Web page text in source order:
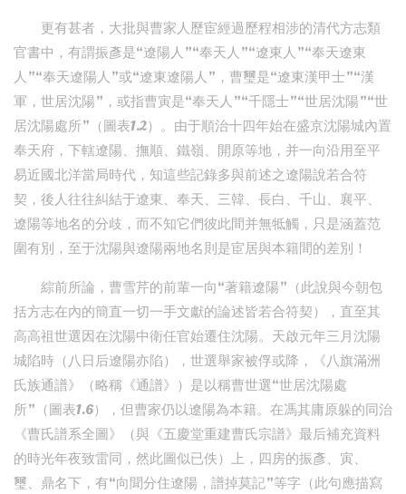
更有甚者，大批與曹家人歷宦經過歷程相涉的清代方志類
官書中，有謂振彥是“遼陽人”“奉天人”“遼東人”“奉天遼東
人”“奉天遼陽人”或“遼東遼陽人”，曹璽是“遼東漢甲士”“漢
軍，世居沈陽”，或指曹寅是“奉天人”“千隱士”“世居沈陽”“世
居沈陽處所”（圖表1.2）。由于順治十四年始在盛京沈陽城內置
奉天府，下轄遼陽、撫順、鐵嶺、開原等地，并一向沿用至平
易近國北洋當局時代，知這些記錄多與前述之遼陽說若合符
契，後人往往糾結于遼東、奉天、三韓、長白、千山、襄平、
遼陽等地名的分歧，而不知它們彼此間并無牴觸，只是涵蓋范
圍有別，至于沈陽與遼陽兩地名則是宦居與本籍間的差別！
綜前所論，曹雪芹的前輩一向“著籍遼陽”（此說與今朝包
括方志在內的簡直一切一手文獻的論述皆若合符契），直至其
高高祖世選因在沈陽中衛任官始遷住沈陽。天啟元年三月沈陽
城陷時（八日后遼陽亦陷），世選舉家被俘或降，《八旗滿洲
氏族通譜》（略稱《通譜》）是以稱曹世選“世居沈陽處
所”（圖表1.6），但曹家仍以遼陽為本籍。在馮其庸原躲的同治
《曹氏譜系全圖》（與《五慶堂重建曹氏宗譜》最后補充資料
的時光年夜致雷同，然此圖似已佚）上，四房的振彥、寅、
璽、鼎名下，有“向聞分住遼陽，譜掉莫記”等字（此句應描寫